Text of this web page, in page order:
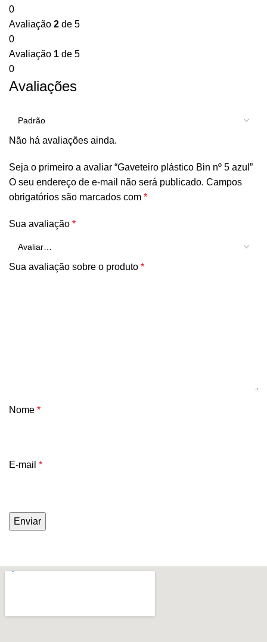
0
Avaliação 2 de 5
0
Avaliação 1 de 5
0
Avaliações
Não há avaliações ainda.
Seja o primeiro a avaliar “Gaveteiro plástico Bin nº 5 azul”
O seu endereço de e-mail não será publicado. Campos
obrigatórios são marcados com *
Sua avaliação *
Sua avaliação sobre o produto *
Nome *
E-mail *